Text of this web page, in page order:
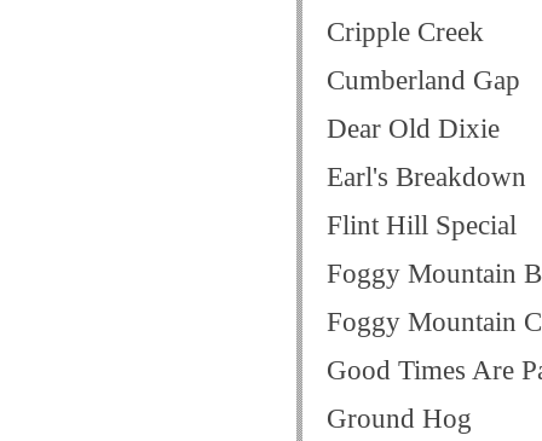
Cripple Creek
Cumberland Gap
Dear Old Dixie
Earl's Breakdown
Flint Hill Special
Foggy Mountain
Foggy Mountain
Good Times Are
Ground Hog